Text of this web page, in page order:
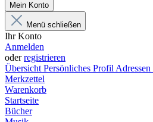
Mein Konto
Menü schließen
Ihr Konto
Anmelden
oderregistrieren
Übersicht Persönliches Profil Adressen
Merkzettel
Warenkorb
Startseite
Bücher